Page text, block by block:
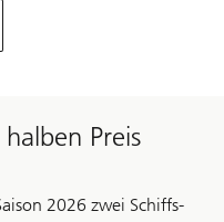
Preis
2026 zwei Schiffs-